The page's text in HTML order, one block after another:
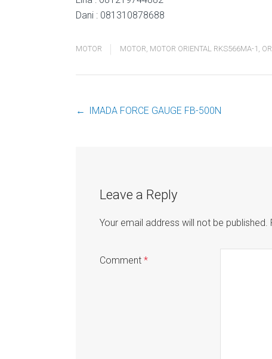
Dani : 081310878688
MOTOR MOTOR, MOTOR ORIENTAL RKS566MA-1 ,
Post
← IMADA FORCE GAUGE FB-500N
Leave a Reply
Your email address will not be published.
Comment *